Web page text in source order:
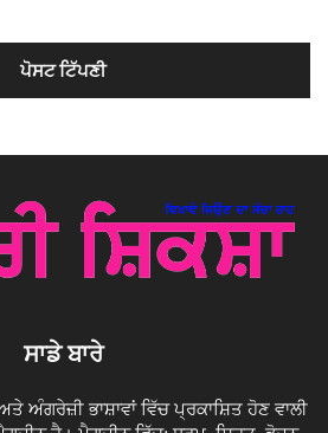
ਸਾਡੇ ਬਾਰੇ
ਅੰਗਰੇਜ਼ੀ ਭਾਸ਼ਾਵਾਂ ਵਿੱਚ ਪ੍ਰਕਾਸ਼ਿਤ ਹੋਣ ਵਾਲੀ